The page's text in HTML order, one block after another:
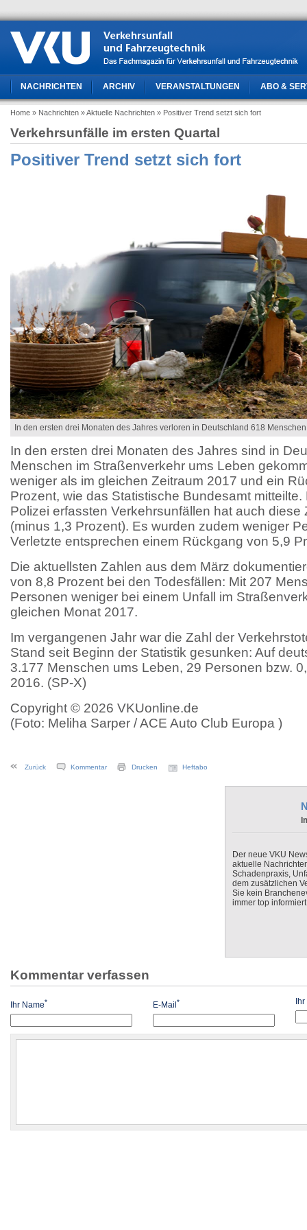
NACHRICHTEN ARCHIV VERANSTALTUNGEN ABO &
Home » Nachrichten » Aktuelle Nachrichten » Positiver Trend setzt sich fort
Verkehrsunfälle im ersten Quartal
Positiver Trend setzt sich fort
In den ersten drei Monaten des Jahres verloren in Deutschland 618
In den ersten drei Monaten des Jahres sind in
Menschen im Straßenverkehr ums Leben
weniger als im gleichen Zeitraum 2017 und ein
Prozent, wie das Statistische Bundesamt
Polizei erfassten Verkehrsunfällen hat auch diese
(minus 1,3 Prozent). Es wurden zudem weniger
Verletzte entsprechen einem Rückgang von 5,9
Die aktuellsten Zahlen aus dem März
von 8,8 Prozent bei den Todesfällen: Mit 207
Personen weniger bei einem Unfall im
gleichen Monat 2017.
Im vergangenen Jahr war die Zahl der
Stand seit Beginn der Statistik gesunken: Auf
3.177 Menschen ums Leben, 29 Personen bzw.
2016. (SP-X)
Copyright © 2026 VKUonline.de
(Foto: Meliha Sarper / ACE Auto Club Europa )
Zurück Kommentar Drucken Heftabo
Der neue VKU
aktuelle
Schadenpraxis,
dem zusätzlichen
Sie kein
immer top
Kommentar verfassen
Ihr Name* E-Mail* Ihr